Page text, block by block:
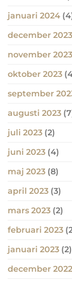
januari 2024
december 2023
november 2023
oktober 2023
september
augusti 2023
juli 2023 (2)
juni 2023 (4)
maj 2023 (8)
april 2023 (3)
mars 2023 (2)
februari 2023
januari 2023 (2)
december 2022